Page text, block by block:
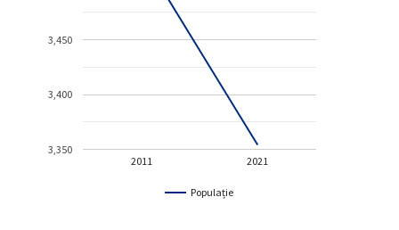
Populație
2011 2021
3,350
3,400
3,450